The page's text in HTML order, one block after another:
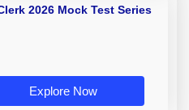
2026 Mock Test Series
Explore Now